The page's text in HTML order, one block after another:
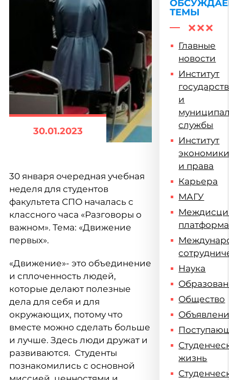
30.01.2023
30 января очередная учебная
неделя для студентов
факультета СПО началась с
классного часа «Разговоры о
важном». Тема: «Движение
первых».
«Движение»- это объединение
и сплоченность людей,
которые делают полезные
дела для себя и для
окружающих, потому что
вместе можно сделать больше
и лучше. Здесь люди дружат и
развиваются. Студенты
познакомились с основной
ТЕМЫ
Главные
новости
Институт
и
службы
Институт
и права
Карьера
МАГУ
платформа
Наука
Общество
жизнь